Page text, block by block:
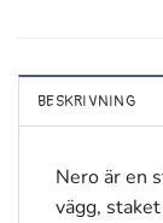
BESKRIVNING
Nero är en
vägg,